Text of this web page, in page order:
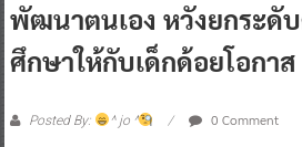
พัฒนาตนเอง หวังยกระดั
ศึกษาให้กับเด็กด้อยโอกาส
Posted By: ^ jo ^ 0 Comment